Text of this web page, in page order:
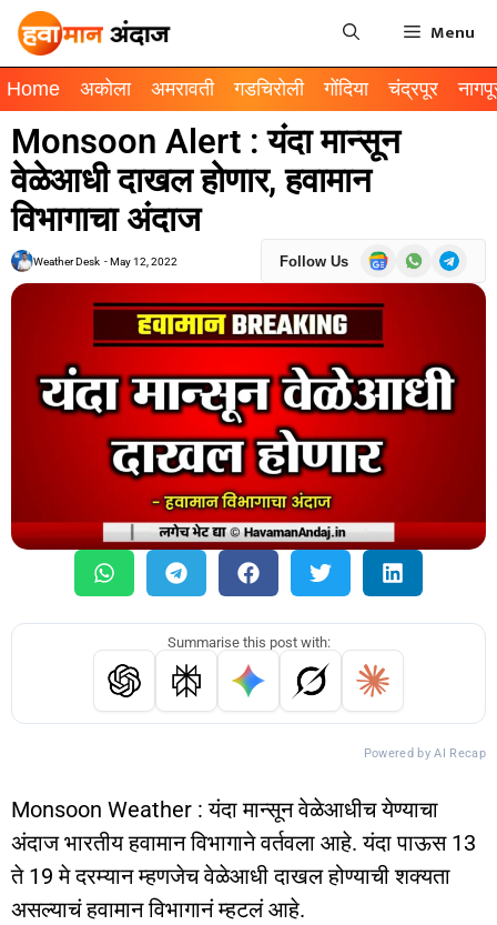
Menu
Home अकोला अमरावती गडचिरोली गोंदिया चंद्रपूर
Monsoon Alert : यंदा मान्सून
वेळेआधी दाखल होणार, हवामान
विभागाचा अंदाज
Weather Desk -May 12, 2022 Follow Us
Summarise this post with:
Powered by AI Recap
Monsoon Weather : यंदा मान्सून वेळेआधीच येण्याचा
अंदाज भारतीय हवामान विभागाने वर्तवला आहे. यंदा पाऊस 13
ते 19 मे दरम्यान म्हणजेच वेळेआधी दाखल होण्याची शक्यता
असल्याचं हवामान विभागानं म्हटलं आहे.